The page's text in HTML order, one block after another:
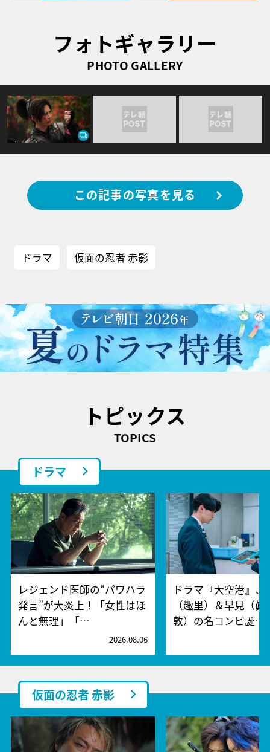
フォトギャラリー
PHOTO GALLERY
この記事の写真を見る
ドラマ 仮面の忍者 赤影
トピックス
TOPICS
ドラマ
レジェンド医師の“パワハラ
発言”が大炎上！「女性はほ
んと無理」「…
2026.08.06
ドラマ『大空港』、
（趣里）＆早見（眞
敦）の名コンビ誕…
仮面の忍者 赤影